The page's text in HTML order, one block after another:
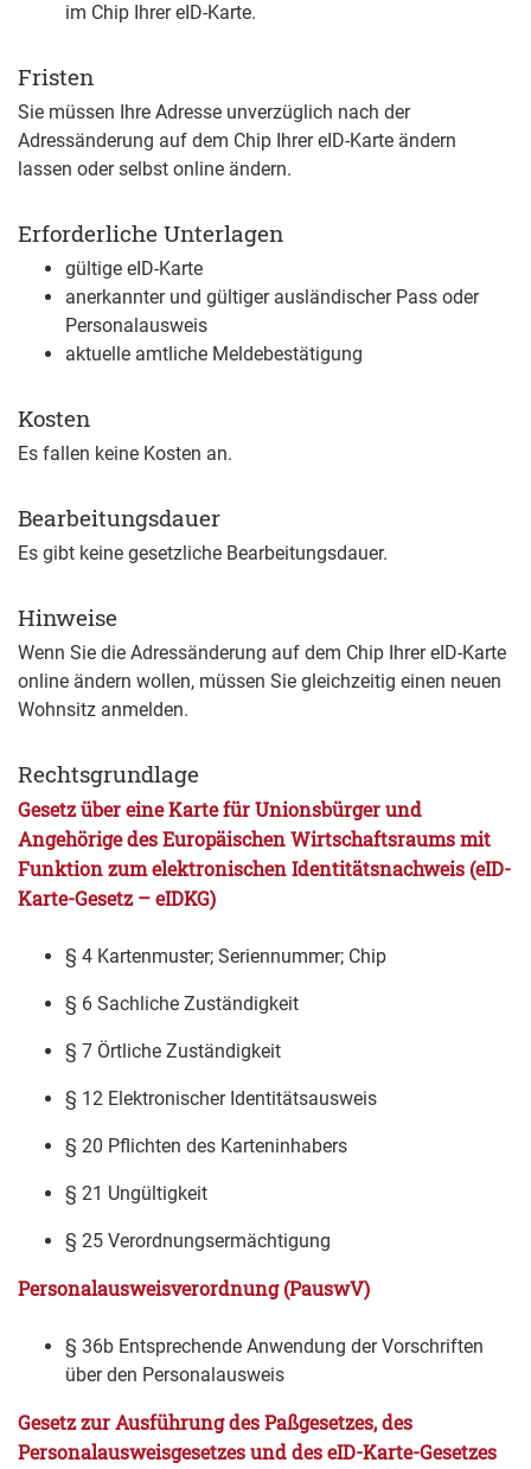
im Chip Ihrer eID-Karte.
Fristen
Sie müssen Ihre Adresse unverzüglich nach der
Adressänderung auf dem Chip Ihrer eID-Karte ändern
lassen oder selbst online ändern.
Erforderliche Unterlagen
gültige eID-Karte
anerkannter und gültiger ausländischer Pass oder
Personalausweis
aktuelle amtliche Meldebestätigung
Kosten
Es fallen keine Kosten an.
Bearbeitungsdauer
Es gibt keine gesetzliche Bearbeitungsdauer.
Hinweise
Wenn Sie die Adressänderung auf dem Chip Ihrer eID-Karte
online ändern wollen, müssen Sie gleichzeitig einen neuen
Wohnsitz anmelden.
Rechtsgrundlage
Gesetz über eine Karte für Unionsbürger und
Angehörige des Europäischen Wirtschaftsraums mit
Funktion zum elektronischen Identitätsnachweis (eID-
Karte-Gesetz – eIDKG)
§ 4 Kartenmuster; Seriennummer; Chip
§ 6 Sachliche Zuständigkeit
§ 7 Örtliche Zuständigkeit
§ 12 Elektronischer Identitätsausweis
§ 20 Pflichten des Karteninhabers
§ 21 Ungültigkeit
§ 25 Verordnungsermächtigung
Personalausweisverordnung (PauswV)
§ 36b Entsprechende Anwendung der Vorschriften
über den Personalausweis
Gesetz zur Ausführung des Paßgesetzes, des
Personalausweisgesetzes und des eID-Karte-Gesetzes